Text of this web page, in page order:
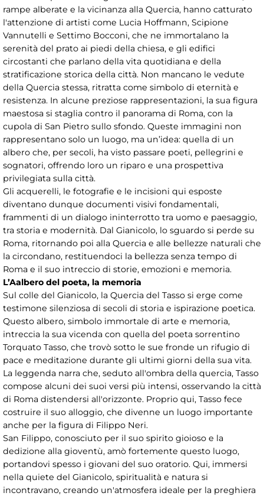
rampe alberate e la vicinanza alla Quercia, hanno catturato
l'attenzione di artisti come Lucia Hoffmann, Scipione
Vannutelli e Settimo Bocconi, che ne immortalano la
serenità del prato ai piedi della chiesa, e gli edifici
circostanti che parlano della vita quotidiana e della
stratificazione storica della città. Non mancano le vedute
della Quercia stessa, ritratta come simbolo di eternità e
resistenza. In alcune preziose rappresentazioni, la sua figura
maestosa si staglia contro il panorama di Roma, con la
cupola di San Pietro sullo sfondo. Queste immagini non
rappresentano solo un luogo, ma un’idea: quella di un
albero che, per secoli, ha visto passare poeti, pellegrini e
sognatori, offrendo loro un riparo e una prospettiva
privilegiata sulla città.
Gli acquerelli, le fotografie e le incisioni qui esposte
diventano dunque documenti visivi fondamentali,
frammenti di un dialogo ininterrotto tra uomo e paesaggio,
tra storia e modernità. Dal Gianicolo, lo sguardo si perde su
Roma, ritornando poi alla Quercia e alle bellezze naturali che
la circondano, restituendoci la bellezza senza tempo di
Roma e il suo intreccio di storie, emozioni e memoria.
L’Aalbero del poeta, la memoria
Sul colle del Gianicolo, la Quercia del Tasso si erge come
testimone silenziosa di secoli di storia e ispirazione poetica.
Questo albero, simbolo immortale di arte e memoria,
intreccia la sua vicenda con quella del poeta sorrentino
Torquato Tasso, che trovò sotto le sue fronde un rifugio di
pace e meditazione durante gli ultimi giorni della sua vita.
La leggenda narra che, seduto all'ombra della quercia, Tasso
compose alcuni dei suoi versi più intensi, osservando la città
di Roma distendersi all'orizzonte. Proprio qui, Tasso fece
costruire il suo alloggio, che divenne un luogo importante
anche per la figura di Filippo Neri.
San Filippo, conosciuto per il suo spirito gioioso e la
dedizione alla gioventù, amò fortemente questo luogo,
portandovi spesso i giovani del suo oratorio. Qui, immersi
nella quiete del Gianicolo, spiritualità e natura si
incontravano, creando un'atmosfera ideale per la preghiera